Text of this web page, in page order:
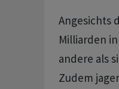
Angesichts
Milliarden
andere als
Zudem